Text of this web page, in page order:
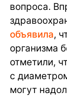
вопроса.
объявила,
организма
отметили,
с
могут